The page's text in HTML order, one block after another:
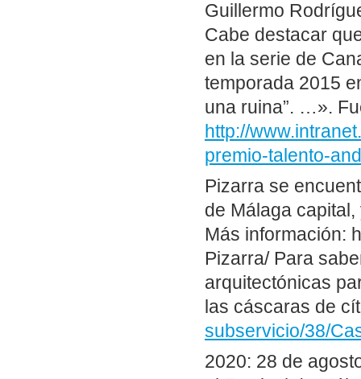
Guillermo
Cabe destacar
en la serie de
temporada 2015
una ruina”. …».
http://
premio-talento-
Pizarra se
de Málaga
Más información:
Pizarra/ Para
arquitectónicas
las cáscaras de
subservicio/38/
2020: 28 de